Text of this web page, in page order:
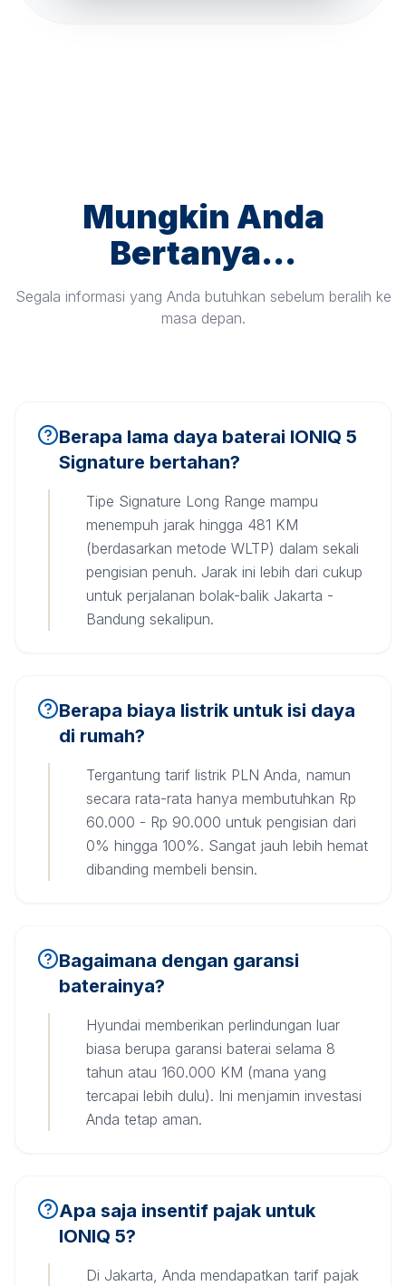
Mungkin Anda
Bertanya...
Segala informasi yang Anda butuhkan sebelum beralih ke
masa depan.
Berapa lama daya baterai IONIQ 5
Signature bertahan?
Tipe Signature Long Range mampu
menempuh jarak hingga 481 KM
(berdasarkan metode WLTP) dalam sekali
pengisian penuh. Jarak ini lebih dari cukup
untuk perjalanan bolak-balik Jakarta -
Bandung sekalipun.
Berapa biaya listrik untuk isi daya
di rumah?
Tergantung tarif listrik PLN Anda, namun
secara rata-rata hanya membutuhkan Rp
60.000 - Rp 90.000 untuk pengisian dari
0% hingga 100%. Sangat jauh lebih hemat
dibanding membeli bensin.
Bagaimana dengan garansi
baterainya?
Hyundai memberikan perlindungan luar
biasa berupa garansi baterai selama 8
tahun atau 160.000 KM (mana yang
tercapai lebih dulu). Ini menjamin investasi
Anda tetap aman.
Apa saja insentif pajak untuk
IONIQ 5?
Di Jakarta, Anda mendapatkan tarif pajak